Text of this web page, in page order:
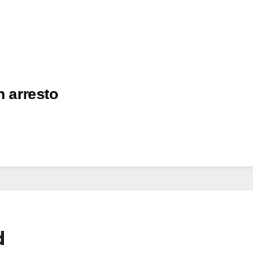
arresto